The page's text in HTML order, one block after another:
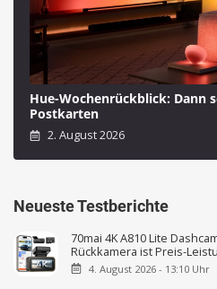
Hue-Wochenrückblick: Dann
Postkarten
2. August 2026
Neueste Testberichte
70mai 4K A810 Lite
Rückkamera ist Preis-
4. August 2026 - 13:10 Uhr